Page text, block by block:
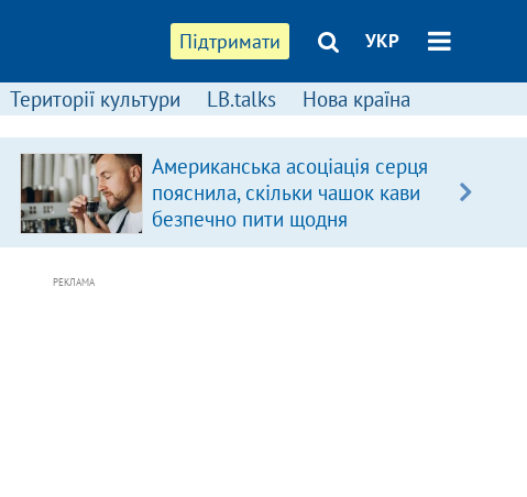
Підтримати УКР
Території культури LB.talks Нова країна
Американська асоціація серця
пояснила, скільки чашок кави
безпечно пити щодня
РЕКЛАМА